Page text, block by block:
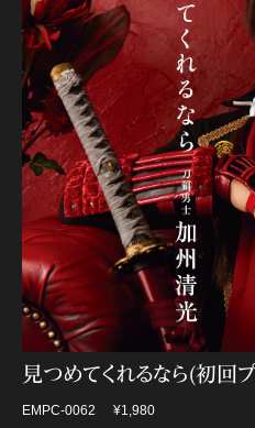
見つめてくれるなら(初回
EMPC-0062 ¥1,980